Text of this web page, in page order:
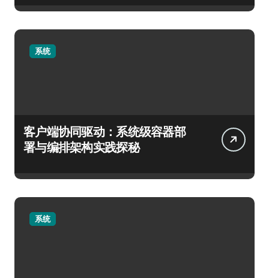
系统
客户端协同驱动：系统级容器部
署与编排架构实践探秘
系统